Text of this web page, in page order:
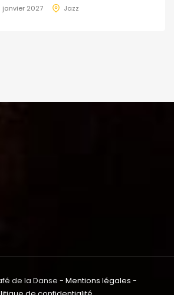
janvier 2027 Jazz
de la Danse -Mentions légales -